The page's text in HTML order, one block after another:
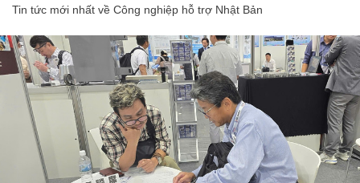
Tin tức mới nhất về Công nghiệp hỗ trợ Nhật Bản